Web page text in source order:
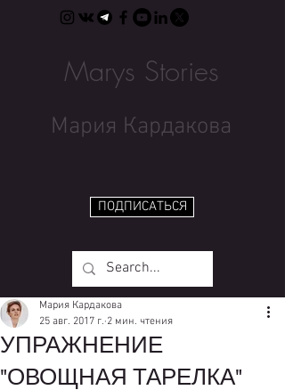
Marys Stories
Мария Кардакова
ПОДПИСАТЬСЯ
УПРАЖНЕНИЕ
"ОВОЩНАЯ ТАРЕЛКА"
Мария Кардакова
25 авг. 2017 г. 2 мин. чтения